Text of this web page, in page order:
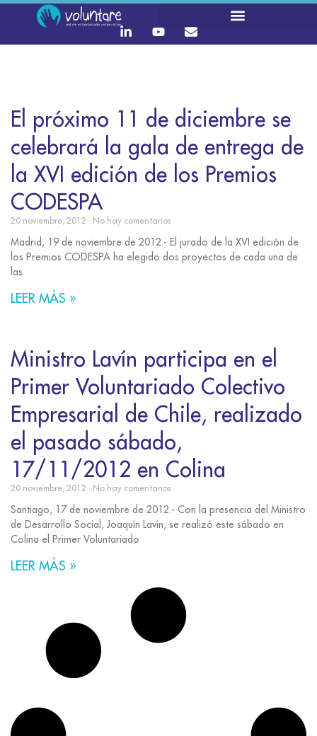
El próximo 11 de diciembre se
celebrará la gala de entrega de
la XVI edición de los Premios
CODESPA
20 noviembre, 2012 No hay comentarios
Madrid, 19 de noviembre de 2012.- El jurado de la XVI edición de
los Premios CODESPA ha elegido dos proyectos de cada una de
las
LEER MÁS »
Ministro Lavín participa en el
Primer Voluntariado Colectivo
Empresarial de Chile, realizado
el pasado sábado,
17/11/2012 en Colina
20 noviembre, 2012 No hay comentarios
Santiago, 17 de noviembre de 2012.- Con la presencia del Ministro
de Desarrollo Social, Joaquín Lavín, se realizó este sábado en
Colina el Primer Voluntariado
LEER MÁS »